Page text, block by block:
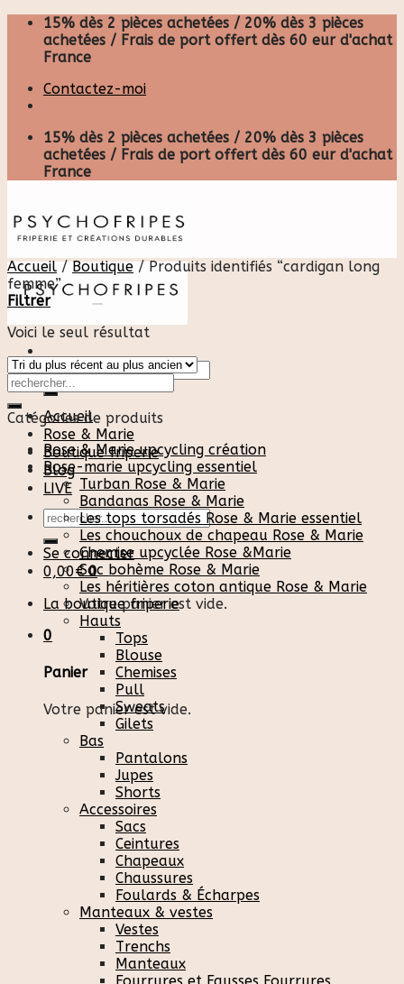
Skip
content
15% dès 2 pièces achetées / 20% dès 3 pièces
achetées / Frais de port offert dès 60 eur d'achat
France
Contactez-moi
15% dès 2 pièces achetées / 20% dès 3 pièces
achetées / Frais de port offert dès 60 eur d'achat
France
Recherche
pour :
Accueil
Rose & Marie
Boutique friperie
Blog
LIVE
Recherche
pour :
Se connecter
0,00€ 0
Votre panier est vide.
0
Panier
Votre panier est vide.
Accueil / Boutique /Produits identifiés “cardigan long
femme”
Filtrer
Voici le seul résultat
Catégories de produits
Rose & Marie upcycling création
Rose-marie upcycling essentiel
Turban Rose & Marie
Bandanas Rose & Marie
Les tops torsadés Rose & Marie essentiel
Les chouchoux de chapeau Rose & Marie
Chemise upcyclée Rose &Marie
Sac bohème Rose & Marie
Les héritières coton antique Rose & Marie
La boutique friperie
Hauts
Tops
Blouse
Chemises
Pull
Sweats
Gilets
Bas
Pantalons
Jupes
Shorts
Accessoires
Sacs
Ceintures
Chapeaux
Chaussures
Foulards & Écharpes
Manteaux & vestes
Vestes
Trenchs
Manteaux